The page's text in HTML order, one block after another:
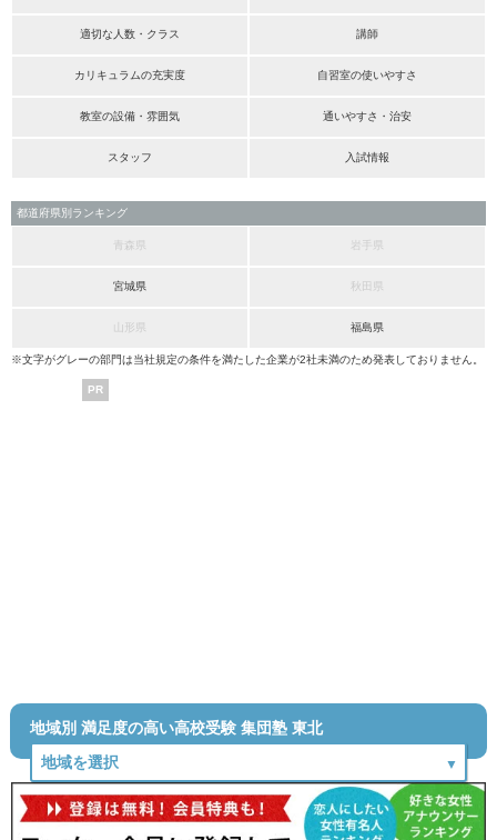
適切な人数・クラス 講師
カリキュラムの充実度 自習室の使いやすさ
教室の設備・雰囲気 通いやすさ・治安
スタッフ 入試情報
都道府県別ランキング
青森県 岩手県
宮城県 秋田県
山形県 福島県
※文字がグレーの部門は当社規定の条件を満たした企業が2社未満のため発表しておりません。
PR
地域別 満足度の高い高校受験 集団塾 東北